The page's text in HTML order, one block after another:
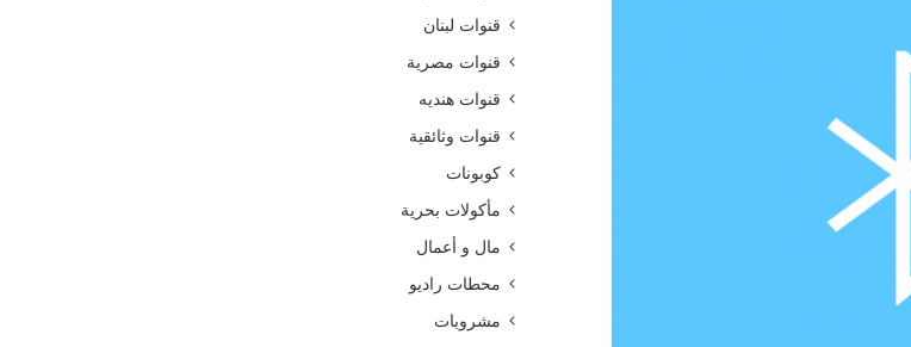
قنوات لبنان
قنوات مصرية
قنوات هنديه
قنوات وثائقية
كوبونات
مأكولات بحرية
مال و أعمال
محطات راديو
مشروبات